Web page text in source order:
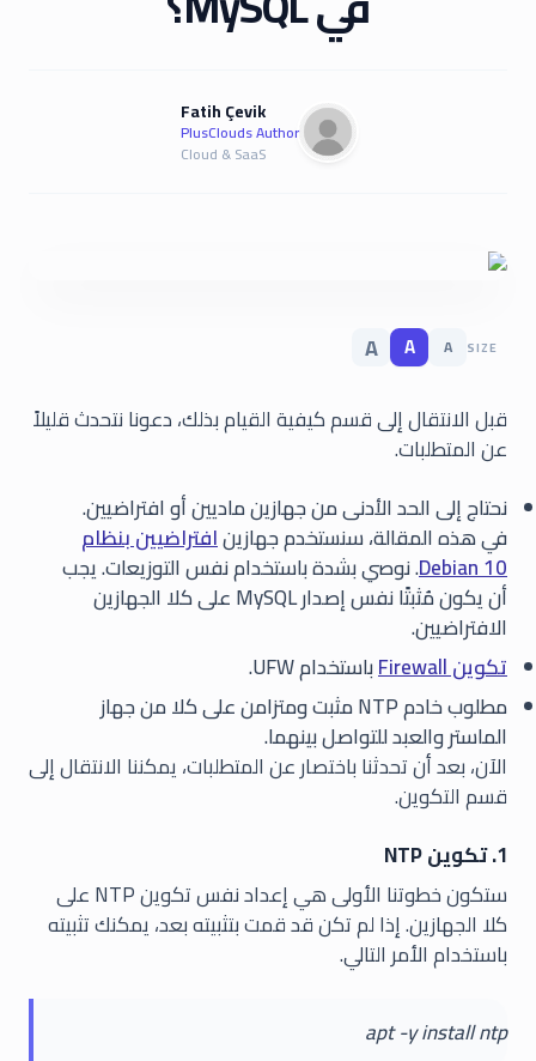
Fatih Çevik
PlusClouds Author
Cloud & SaaS
SIZE
A
A
A
قبل الانتقال إلى قسم كيفية القيام بذلك، دعونا نتحدث قليلاً
عن المتطلبات.
نحتاج إلى الحد الأدنى من جهازين ماديين أو افتراضيين.
في هذه المقالة، سنستخدم جهازينافتراضيين بنظام
Debian 10. نوصي بشدة باستخدام نفس التوزيعات. يجب
أن يكون مُثبتًا نفس إصدار MySQL على كلا الجهازين
الافتراضيين.
تكوين Firewall
باستخدام UFW.
مطلوب خادم NTP مثبت ومتزامن على كلا من جهاز
الماستر والعبد للتواصل بينهما.
الآن، بعد أن تحدثنا باختصار عن المتطلبات، يمكننا الانتقال إلى
قسم التكوين.
1. تكوين NTP
ستكون خطوتنا الأولى هي إعداد نفس تكوين NTP على
كلا الجهازين. إذا لم تكن قد قمت بتثبيته بعد، يمكنك تثبيته
باستخدام الأمر التالي.
apt -y install ntp